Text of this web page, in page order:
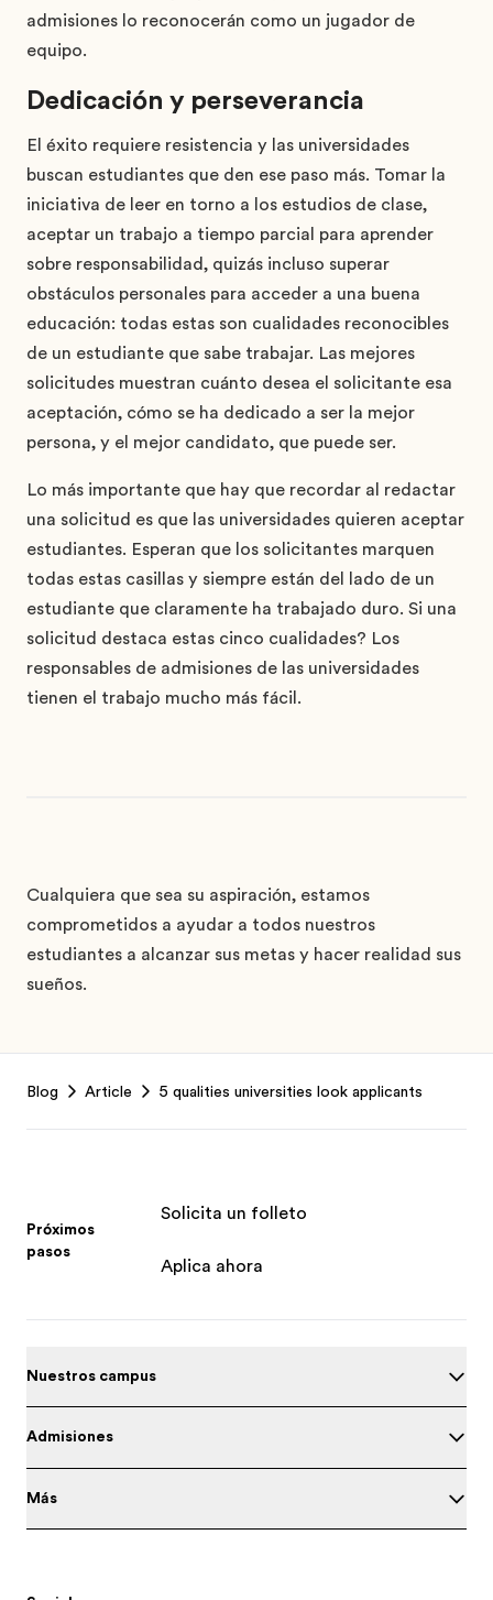
admisiones lo reconocerán como un jugador de
equipo.
Dedicación y perseverancia
El éxito requiere resistencia y las universidades
buscan estudiantes que den ese paso más. Tomar la
iniciativa de leer en torno a los estudios de clase,
aceptar un trabajo a tiempo parcial para aprender
sobre responsabilidad, quizás incluso superar
obstáculos personales para acceder a una buena
educación: todas estas son cualidades reconocibles
de un estudiante que sabe trabajar. Las mejores
solicitudes muestran cuánto desea el solicitante esa
aceptación, cómo se ha dedicado a ser la mejor
persona, y el mejor candidato, que puede ser.
Lo más importante que hay que recordar al redactar
una solicitud es que las universidades quieren aceptar
estudiantes. Esperan que los solicitantes marquen
todas estas casillas y siempre están del lado de un
estudiante que claramente ha trabajado duro. Si una
solicitud destaca estas cinco cualidades? Los
responsables de admisiones de las universidades
tienen el trabajo mucho más fácil.
Cualquiera que sea su aspiración, estamos
comprometidos a ayudar a todos nuestros
estudiantes a alcanzar sus metas y hacer realidad sus
sueños.
Blog Article 5 qualities universities look applicants
Próximos
pasos
Solicita un folleto
Aplica ahora
Nuestros campus
Admisiones
Más